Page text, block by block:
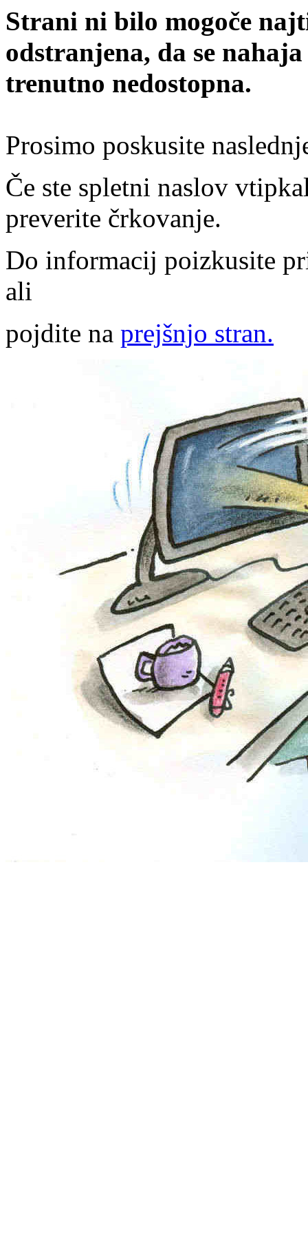
Strani ni bilo mogoče
odstranjena, da se
trenutno nedostopna.
Prosimo poskusite
Če ste spletni naslov
preverite črkovanje.
Do informacij poizkusite
ali
pojdite na prejšnjo stran.